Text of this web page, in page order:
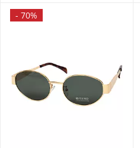
- 70%